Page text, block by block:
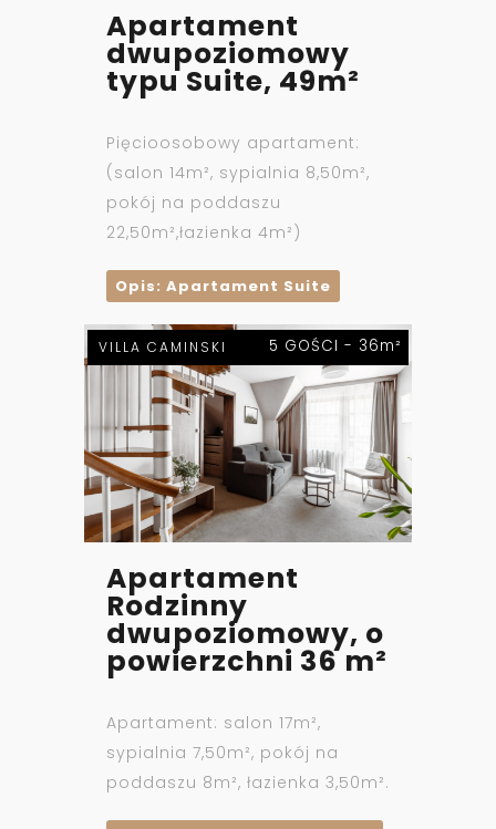
Apartament
dwupoziomowy
typu Suite, 49m²
Pięcioosobowy apartament:
(salon 14m², sypialnia 8,50m²,
pokój na poddaszu
22,50m²,łazienka 4m²)
Opis: Apartament Suite
Apartament
Rodzinny
dwupoziomowy, o
powierzchni 36 m²
Apartament: salon 17m²,
sypialnia 7,50m², pokój na
poddaszu 8m², łazienka 3,50m².
VILLA CAMINSKI 5 GOŚCI - 36m²